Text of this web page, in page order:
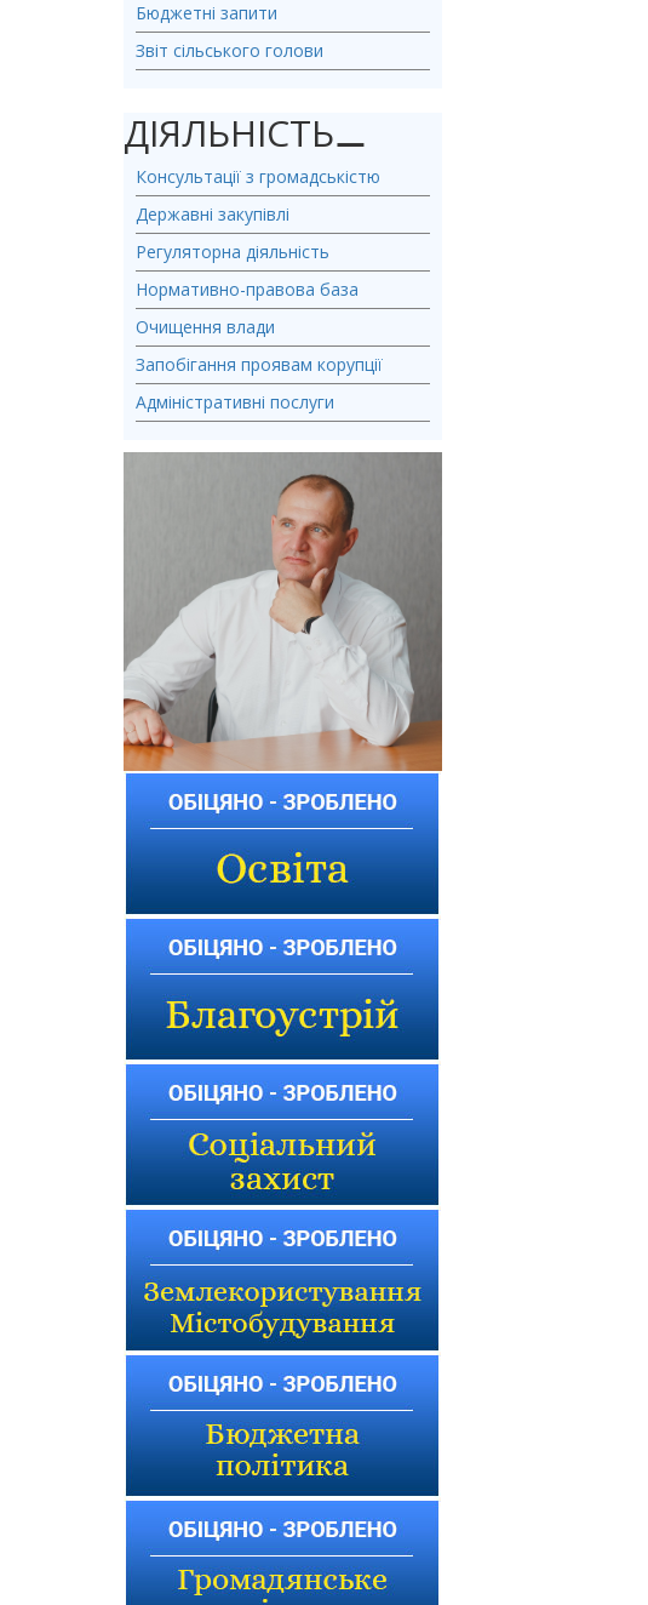
Бюджетні запити
Звіт сільського голови
ДІЯЛЬНІСТЬ⚊
Консультації з громадськістю
Державні закупівлі
Регуляторна діяльність
Нормативно-правова база
Очищення влади
Запобігання проявам корупції
Адміністративні послуги